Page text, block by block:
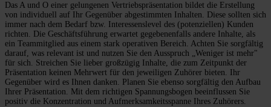
Das A und O einer gelungenen Vertriebspräsentation bildet die Erstellung
von individuell auf Ihr Gegenüber abgestimmten Inhalten. Diese sollten sich
immer nach dem Bedarf bzw. Interessenslevel des (potenziellen) Kunden
richten. Die Geschäftsführung erwartet gegebenenfalls andere Inhalte, als
ein Teammitglied aus einem stark operativen Bereich. Achten Sie sorgfältig
darauf, was relevant ist und nutzen Sie den Ausspruch „Weniger ist mehr"
für sich. Streichen Sie lieber großzügig Inhalte, die zum Zeitpunkt der
Präsentation keinen Mehrwert für den jeweiligen Zuhörer bieten. Ihr
Gegenüber wird es Ihnen danken. Planen Sie ebenso sorgfältig den Aufbau
Ihrer Präsentation. Mit dem richtigen Spannungsbogen beeinflussen Sie
positiv die Konzentration und Aufmerksamkeitsspanne Ihres Zuhörers.